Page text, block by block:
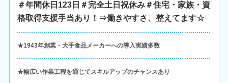
＃年間休日123日＃完全土日祝休み＃住宅・家族・資
格取得支援手当あり！⇒働きやすさ、整えてます☆
★1943年創業・大手食品メーカーへの導入実績多数
★幅広い作業工程を通じてスキルアップのチャンスあり